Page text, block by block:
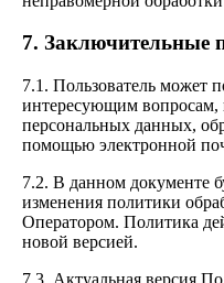
7. Заключительные
7.1. Пользователь может
интересующим вопросам,
персональных данных,
помощью электронной
7.2. В данном документе
изменения политики
Оператором. Политика
новой версией.
7.3. Актуальная версия